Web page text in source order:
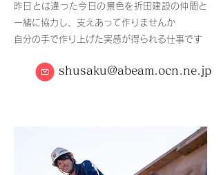
昨日とは違った今日の景色を折田建設の仲間と
一緒に協力し、支えあって作りませんか
自分の手で作り上げた実感が得られる仕事です
shusaku@abeam.ocn.ne.jp